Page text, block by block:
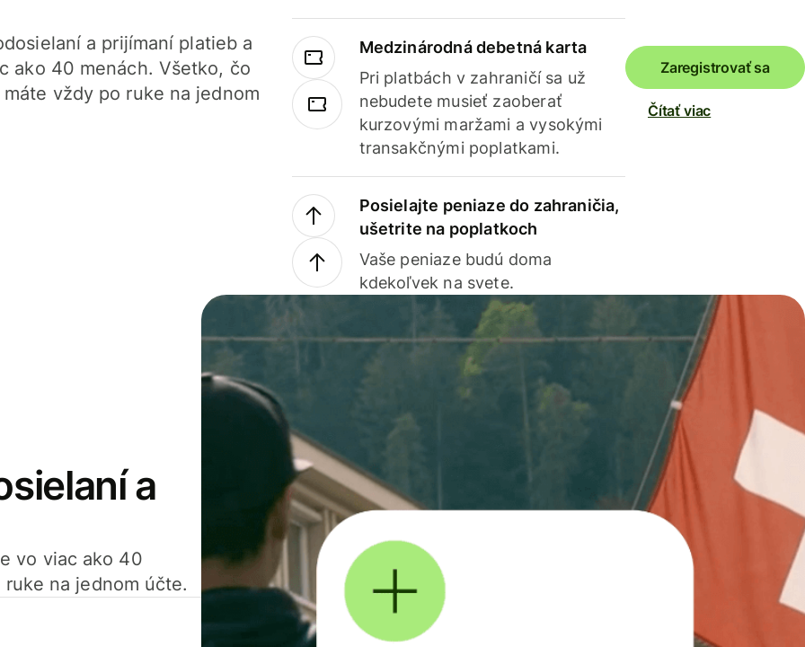
a prijímaní platieb a
ako 40 menách. Všetko, čo
vždy po ruke na jednom
Medzinárodná debetná karta
Pri platbách v zahraničí sa už
nebudete musieť zaoberať
kurzovými maržami a vysokými
transakčnými poplatkami.
Posielajte peniaze do zahraničia,
ušetrite na poplatkoch
Vaše peniaze budú doma
kdekoľvek na svete.
Zaregistrovať sa
Čítať viac
a
vo viac ako 40
na jednom účte.